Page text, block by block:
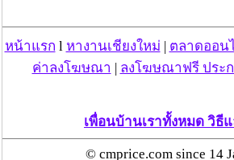
แม่สะเรียง ลุยตรวจ “สกุชชี่“ ข
มาตรฐานเสี่ยงอันตราย สั่งห้า
ปกครองเฝ้าระวังบุตรหลาน
เชียงของ เพื่อดำเนินการตาม
เอี่ยวแก๊งคอลเซ็นเตอร์
หน้าแรก l หางานเชียงใหม่ | ตลาดออน
ค่าลงโฆษณา | ลงโฆษณาฟรี ประ
เพื่อนบ้านเราทั้งหมด วิธี
© cmprice.com since 14